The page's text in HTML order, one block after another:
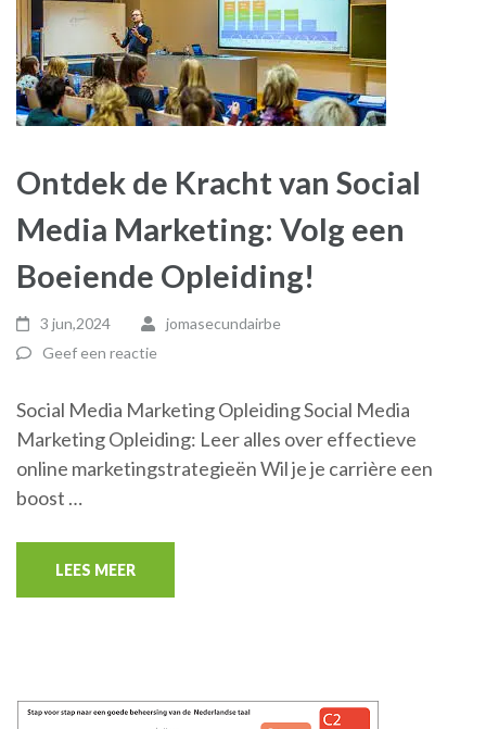
Ontdek de Kracht van Social
Media Marketing: Volg een
Boeiende Opleiding!
3 jun,2024
jomasecundairbe
Geef een reactie
Social Media Marketing Opleiding Social Media
Marketing Opleiding: Leer alles over effectieve
online marketingstrategieën Wil je je carrière een
boost …
LEES MEER